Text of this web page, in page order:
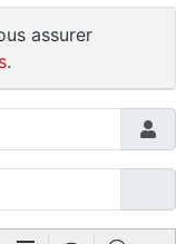
assurer
.